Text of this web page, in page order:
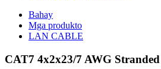
Bahay
Mga produkto
LAN CABLE
CAT7 4x2x23/7 AWG